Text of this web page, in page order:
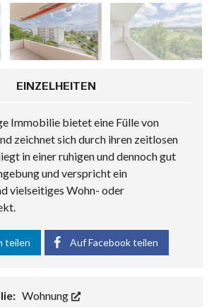
EINZELHEITEN
Immobilie bietet eine Fülle von
zeichnet sich durch ihren zeitlosen
in einer ruhigen und dennoch gut
und verspricht ein
vielseitiges Wohn- oder
teilen Auf Facebook teilen
Wohnung